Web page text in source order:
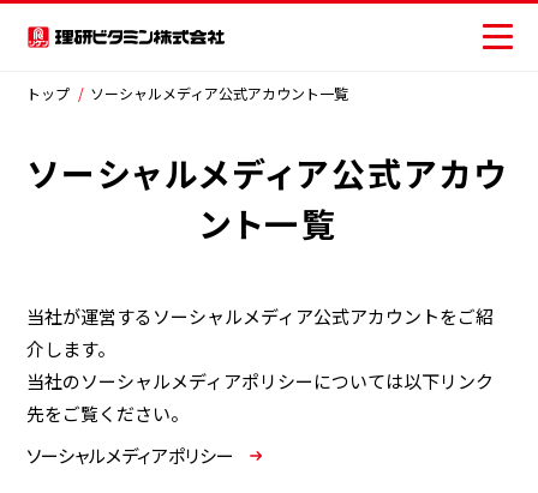
商品情報
おいしさの提案
お客様相談センター
安全・安心への取り組み
トップ ソーシャルメディア公式アカウント一覧
ソーシャルメディア公式アカウ
ント一覧
当社が運営するソーシャルメディア公式アカウントをご紹
介します。
当社のソーシャルメディアポリシーについては以下リンク
先をご覧ください。
ソーシャルメディアポリシー